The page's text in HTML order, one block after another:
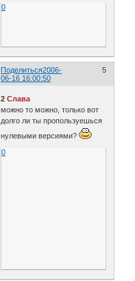
0
Поделиться 5
2006-
06-16 16:00:50
2Слава
можно то можно, только вот
долго ли ты пропользуешься
нулевыми версиями?
0